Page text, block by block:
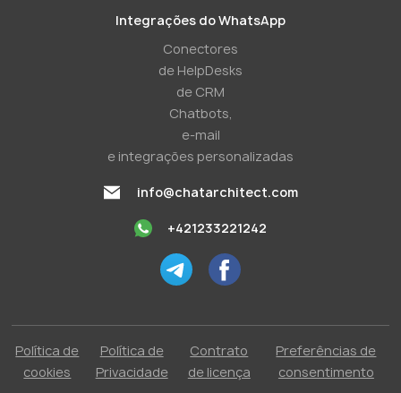
Integrações do WhatsApp
Conectores
de HelpDesks
de CRM
Chatbots,
e-mail
e integrações personalizadas
info@chatarchitect.com
+421233221242
Política de
cookies
Política de
Privacidade
Contrato
de licença
Preferências de
consentimento